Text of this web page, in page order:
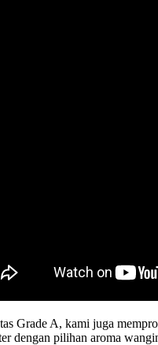
Grade A, kami juga
dengan pilihan aroma